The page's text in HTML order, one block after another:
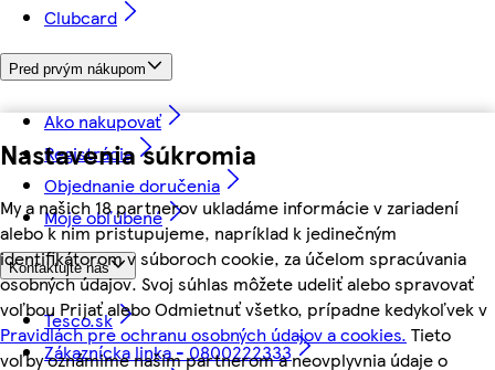
Nastavenia súkromia
My a našich 18 partnerov ukladáme informácie v zariadení
alebo k nim pristupujeme, napríklad k jedinečným
identifikátorom v súboroch cookie, za účelom spracúvania
osobných údajov. Svoj súhlas môžete udeliť alebo spravovať
voľbou Prijať alebo Odmietnuť všetko, prípadne kedykoľvek v
Pravidlách pre ochranu osobných údajov a cookies. Tieto
voľby oznámime našim partnerom a neovplyvnia údaje o
Clubcard
Pred prvým nákupom
Ako nakupovať
Registrácia
Objednanie doručenia
Moje obľúbené
Kontaktujte nás
Tesco.sk
Zákaznícka linka - 0800222333